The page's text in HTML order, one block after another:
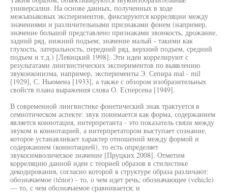
универсалии. На основе данных, полученных в ходе
межъязыковых экспериментов, фиксируются корреляции между
значениями и различительными признаками фонем (например,
значение большой представлено признаками звонкость, дрожание,
задний ряд, нижний подъем; значение малый - такими как
глухость, латеральность, передний ряд, верхний подъем, средний
подъем и т.д.) [Левицкий 1998]. Эти идеи коррелируют с
результатами лингвистических экспериментов по выявлению
звукоиконизма, например, эксперименты Э. Сепира mal - mil
[1929], С. Ньюмена [1933], а также с обзором изобразительных
свойств плана выражения слова О. Есперсена [1949].
В современной лингвистике фонетический знак трактуется в
семиотическом аспекте: звук понимается как форма, содержанием
является коннотация, интерпретанта - это показатель связи между
звуком и коннотацией, а интерпретатором выступает сознание,
которое устанавливает характер отношений между формой и
содержанием (коннотацией), то есть определяет
звукосимволическое значение [Пруцких 2008]. Отметим
корреляцию данной идеи с теорией образов в стилистике
декодирования, согласно которой в структуре образа различают:
обозначаемое (ténor) - то, о чем идет речь; обозначающее (vehicle)
— то, с чем обозначаемое сравнивается; и